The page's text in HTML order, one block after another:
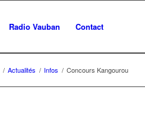
Radio Vauban Contact
/ Actualités / Infos / Concours Kangourou